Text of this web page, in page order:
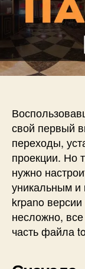
свой первый
переходы,
проекции. Но
нужно
уникальным
krpano
несложно,
часть файла